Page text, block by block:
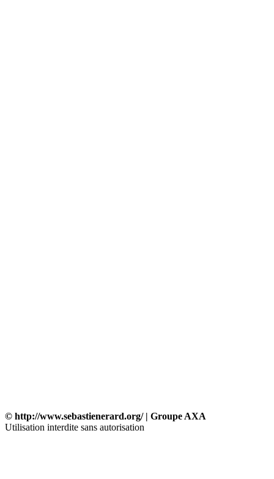
© http://www.sebastienerard.org/ | Groupe AXA
Utilisation interdite sans autorisation